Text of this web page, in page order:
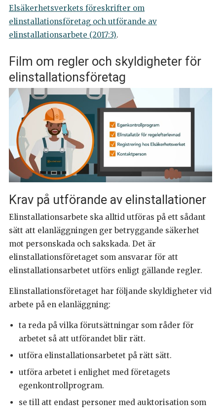
Elsäkerhetsverkets föreskrifter om
elinstallationsföretag och utförande av
elinstallationsarbete (2017:3).
Film om regler och skyldigheter för
elinstallationsföretag
Krav på utförande av elinstallationer
Elinstallationsarbete ska alltid utföras på ett sådant
sätt att elanläggningen ger betryggande säkerhet
mot personskada och sakskada. Det är
elinstallationsföretaget som ansvarar för att
elinstallationsarbetet utförs enligt gällande regler.
Elinstallationsföretaget har följande skyldigheter vid
arbete på en elanläggning:
ta reda på vilka förutsättningar som råder för
arbetet så att utförandet blir rätt.
utföra elinstallationsarbetet på rätt sätt.
utföra arbetet i enlighet med företagets
egenkontrollprogram.
se till att endast personer med auktorisation som